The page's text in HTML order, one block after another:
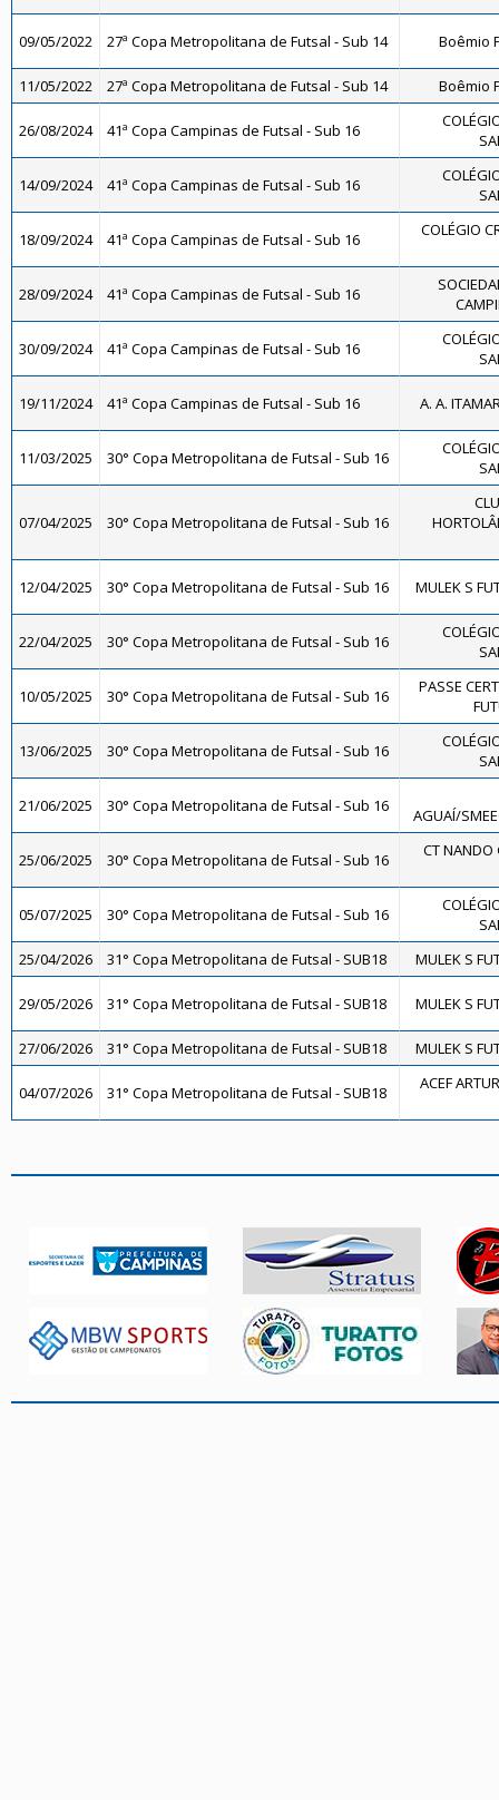
09/05/2022 27ª Copa Metropolitana de Futsal - Sub 14 Boêmio
11/05/2022 27ª Copa Metropolitana de Futsal - Sub 14 Boêmio
26/08/2024 41ª Copa Campinas de Futsal - Sub 16
14/09/2024 41ª Copa Campinas de Futsal - Sub 16
18/09/2024 41ª Copa Campinas de Futsal - Sub 16 COLÉGIO
28/09/2024 41ª Copa Campinas de Futsal - Sub 16
30/09/2024 41ª Copa Campinas de Futsal - Sub 16
19/11/2024 41ª Copa Campinas de Futsal - Sub 16 A. A.
11/03/2025 30° Copa Metropolitana de Futsal - Sub 16
07/04/2025 30° Copa Metropolitana de Futsal - Sub 16
12/04/2025 30° Copa Metropolitana de Futsal - Sub 16 MULEK S
22/04/2025 30° Copa Metropolitana de Futsal - Sub 16
10/05/2025 30° Copa Metropolitana de Futsal - Sub 16
PASSE
13/06/2025 30° Copa Metropolitana de Futsal - Sub 16
21/06/2025 30° Copa Metropolitana de Futsal - Sub 16 AGUAÍ/
25/06/2025 30° Copa Metropolitana de Futsal - Sub 16 CT NANDO
05/07/2025 30° Copa Metropolitana de Futsal - Sub 16
25/04/2026
31° Copa Metropolitana de Futsal - SUB18 MULEK S
29/05/2026 31° Copa Metropolitana de Futsal - SUB18 MULEK S
27/06/2026 31° Copa Metropolitana de Futsal - SUB18 MULEK S
04/07/2026 31° Copa Metropolitana de Futsal - SUB18 ACEF